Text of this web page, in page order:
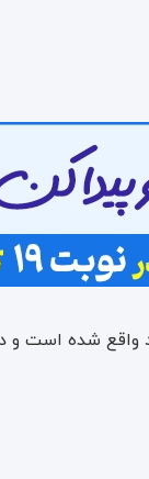
واقع شده است و